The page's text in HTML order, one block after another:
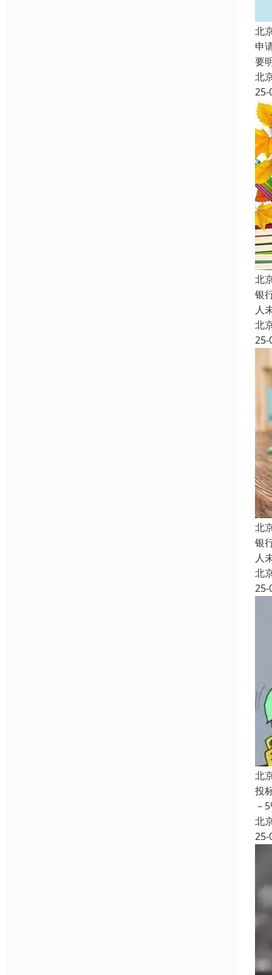
北
申
要
北
25-
北
银
人
北
25-
北
银
人
北
25-
北
投
－
北
25-